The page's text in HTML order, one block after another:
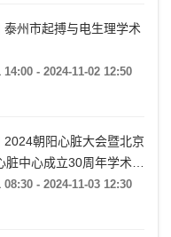
泰州市起搏与电生理学术
14:00 - 2024-11-02 12:50
2024朝阳心脏大会暨北京
脏中心成立30周年学术活
急性冠脉综合征临床研
研讨会（CyHC 2024）
08:30 - 2024-11-03 12:30